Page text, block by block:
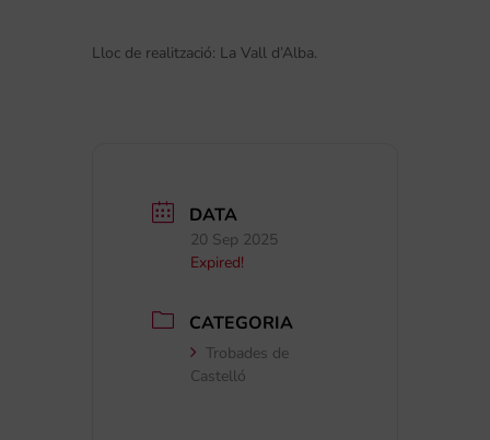
Lloc de realització: La Vall d’Alba.
DATA
20 Sep 2025
Expired!
CATEGORIA
Trobades de
Castelló